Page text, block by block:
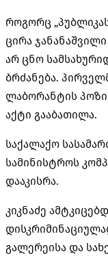
როგორც
ცირა
არ ცნო
ბრძანება.
ლაბორანტის
აქტი გააბათილა.
საქალაქო
სამინისტროს
დააკისრა.
კიკნაძე
გალერეისა და